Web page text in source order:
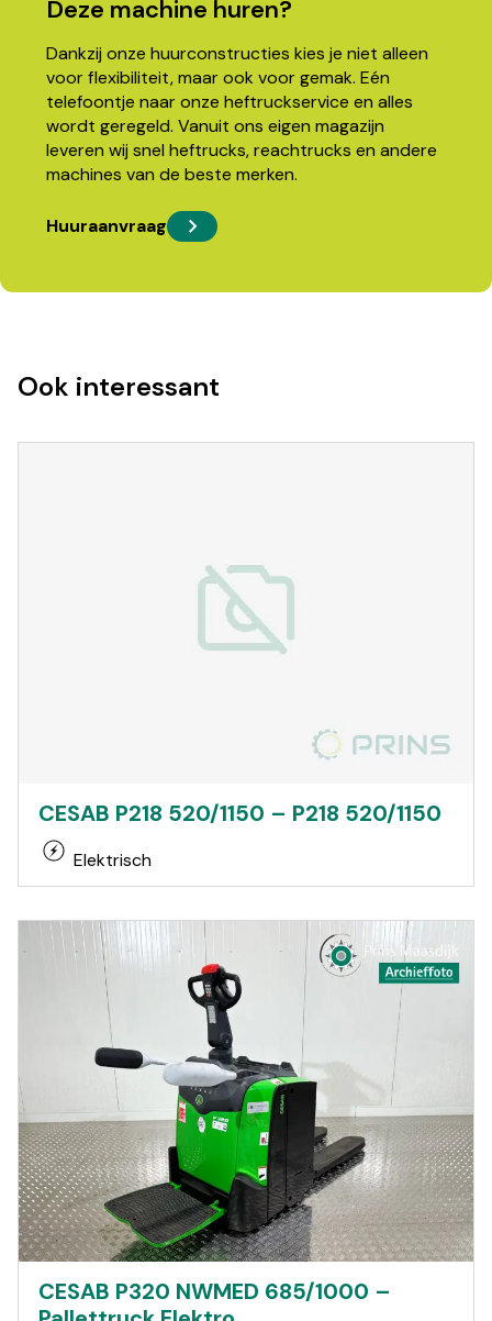
Deze machine huren?
Dankzij onze huurconstructies kies je niet alleen
voor flexibiliteit, maar ook voor gemak. Eén
telefoontje naar onze heftruckservice en alles
wordt geregeld. Vanuit ons eigen magazijn
leveren wij snel heftrucks, reachtrucks en andere
machines van de beste merken.
Huuraanvraag
Ook interessant
CESAB P218 520/1150 – P218 520/1150
Elektrisch
CESAB P320 NWMED 685/1000 –